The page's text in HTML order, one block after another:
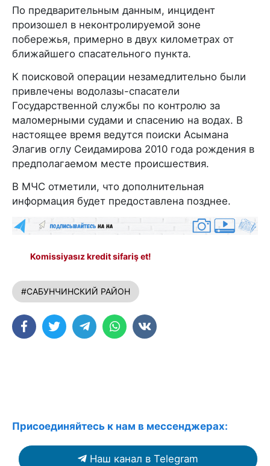
По предварительным данным, инцидент
произошел в неконтролируемой зоне
побережья, примерно в двух километрах от
ближайшего спасательного пункта.
К поисковой операции незамедлительно были
привлечены водолазы-спасатели
Государственной службы по контролю за
маломерными судами и спасению на водах. В
настоящее время ведутся поиски Асымана
Элагив оглу Сеидамирова 2010 года рождения в
предполагаемом месте происшествия.
В МЧС отметили, что дополнительная
информация будет предоставлена позднее.
Komissiyasız kredit sifariş et!
#САБУНЧИНСКИЙ РАЙОН
Присоединяйтесь к нам в мессенджерах:
Наш канал в Telegram